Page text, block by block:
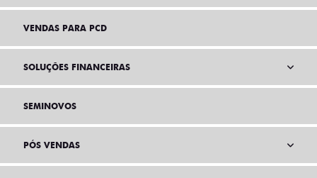
VENDAS PARA PCD
SOLUÇÕES FINANCEIRAS
SEMINOVOS
PÓS VENDAS